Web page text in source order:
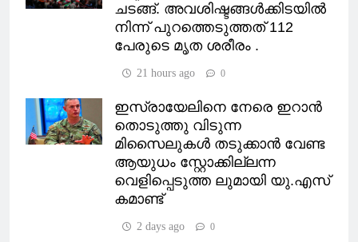
ചടങ്ങ്. അവശിഷ്ടങ്ങൾക്കിടയിൽ
നിന്ന് പുറത്തെടുത്തത് 112
പേരുടെ മൃത ശരീരം .
21 hours ago 0
ഇസ്രായേലിനെ നേരെ ഇറാൻ
തൊടുത്തു വിടുന്ന
മിസൈലുകൾ തടുക്കാൻ വേണ്ട
ആയുധം സ്റ്റോക്കില്ലന്ന
വെളിപ്പെടുത്ത ലുമായി യു.എസ്
കമാണ്ട്
2 days ago 0